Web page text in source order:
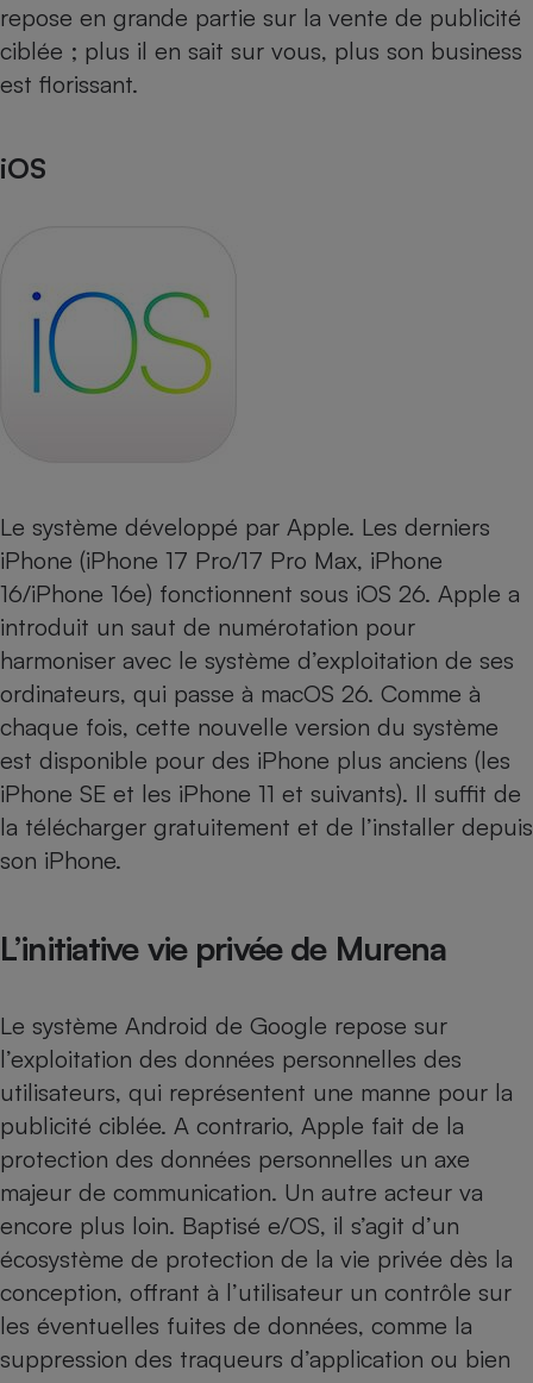
repose en grande partie sur la vente de publicité
ciblée ; plus il en sait sur vous, plus son business
est florissant.
iOS
Le système développé par Apple. Les derniers
iPhone (iPhone 17 Pro/17 Pro Max, iPhone
16/iPhone 16e) fonctionnent sous iOS 26. Apple a
introduit un saut de numérotation pour
harmoniser avec le système d’exploitation de ses
ordinateurs, qui passe à macOS 26. Comme à
chaque fois, cette nouvelle version du système
est disponible pour des iPhone plus anciens (les
iPhone SE et les iPhone 11 et suivants). Il suffit de
la télécharger gratuitement et de l’installer depuis
son iPhone.
L’initiative vie privée de Murena
Le système Android de Google repose sur
l’exploitation des données personnelles des
utilisateurs, qui représentent une manne pour la
publicité ciblée. A contrario, Apple fait de la
protection des données personnelles un axe
majeur de communication. Un autre acteur va
encore plus loin. Baptisé e/OS, il s’agit d’un
écosystème de protection de la vie privée dès la
conception, offrant à l’utilisateur un contrôle sur
les éventuelles fuites de données, comme la
suppression des traqueurs d’application ou bien